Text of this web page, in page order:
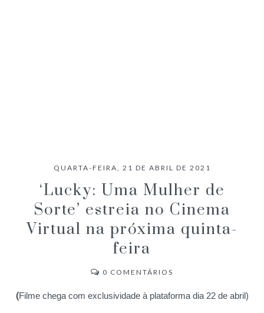
QUARTA-FEIRA, 21 DE ABRIL DE 2021
‘Lucky: Uma Mulher de
Sorte’ estreia no Cinema
Virtual na próxima quinta-
feira
0 COMENTÁRIOS
(Filme chega com exclusividade à plataforma dia 22 de abril)